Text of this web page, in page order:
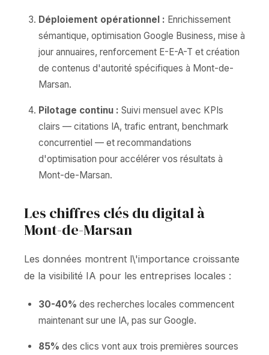
Déploiement opérationnel : Enrichissement
sémantique, optimisation Google Business, mise à
jour annuaires, renforcement E-E-A-T et création
de contenus d'autorité spécifiques à Mont-de-
Marsan.
Pilotage continu : Suivi mensuel avec KPIs
clairs — citations IA, trafic entrant, benchmark
concurrentiel — et recommandations
d'optimisation pour accélérer vos résultats à
Mont-de-Marsan.
Les chiffres clés du digital à
Mont-de-Marsan
Les données montrent l\'importance croissante
de la visibilité IA pour les entreprises locales :
30-40% des recherches locales commencent
maintenant sur une IA, pas sur Google.
85% des clics vont aux trois premières sources